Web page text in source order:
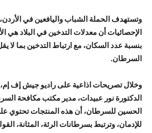
وتستهدف الحملة الشباب واليافعين في
الإحصائيات أن معدلات التدخين في البلاد هي
السرطان.
وخلال تصريحات اذاعية على راديو جيش إف
الدكتورة نور عبيدات، مدير مكتب مكافحة
الحسين للسرطان، أن هذه المنتجات تحتوي
للإدمان، وترتبط بسرطانات الرئة، المثانة،